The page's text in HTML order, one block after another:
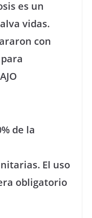
es un
vidas.
con
de la
El uso
obligatorio